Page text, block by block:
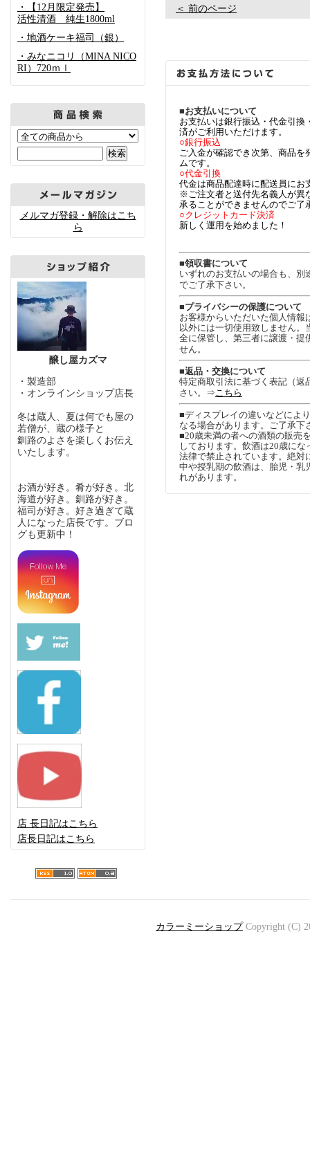
・【12月限定発売】
活性清酒 純生1800ml
・地酒ケーキ福司（銀）
・みなニコリ（MINA NICO
RI）720ｍｌ
メルマガ登録・解除はこち
ら
醸し屋カズマ
・製造部
・オンラインショップ店長
冬は蔵人、夏は何でも屋の
若僧が、蔵の様子と
釧路のよさを楽しくお伝え
いたします。
お酒が好き。肴が好き。北
海道が好き。釧路が好き。
福司が好き。好き過ぎて蔵
人になった店長です。ブロ
グも更新中！
店 長日記はこちら
店長日記はこちら
＜ 前のページ
■お支払いについて
お支払いは銀行振込・代金引換
済がご利用いただけます。
○銀行振込
ご入金が確認でき次第、商品を
ムです。
○代金引換
代金は商品配達時に配送員にお
※ご注文者と送付先名義人が異
承ることができませんのでご了
○クレジットカード決済
新しく運用を始めました！
■領収書について
いずれのお支払いの場合も、別
でご了承下さい。
■プライバシーの保護について
お客様からいただいた個人情報
以外には一切使用致しません。
全に保管し、第三者に譲渡・提
せん。
■返品・交換について
特定商取引法に基づく表記（返
さい。⇒こちら
■ディスプレイの違いなどによ
なる場合があります。ご了承下
■20歳未満の者への酒類の販売
しております。飲酒は20歳に
法律で禁止されています。絶対
中や授乳期の飲酒は、胎児・乳
れがあります。
カラーミーショップCopyright (C)